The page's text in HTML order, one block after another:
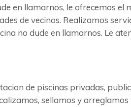
en llamarnos, le ofrecemos
de vecinos. Realizamos
no dude en llamarnos. Le
de piscinas privadas,
sellamos y